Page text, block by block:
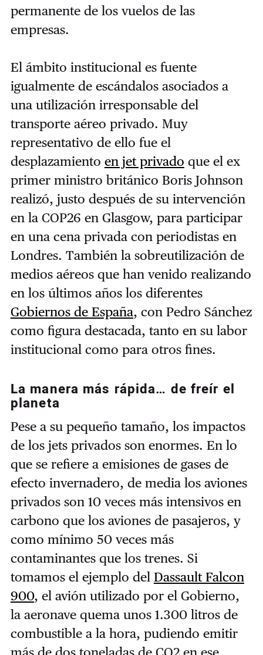
permanente de los vuelos de las
empresas.
El ámbito institucional es fuente
igualmente de escándalos asociados a
una utilización irresponsable del
transporte aéreo privado. Muy
representativo de ello fue el
desplazamiento en jet privado que el ex
primer ministro británico Boris Johnson
realizó, justo después de su intervención
en la COP26 en Glasgow, para participar
en una cena privada con periodistas en
Londres. También la sobreutilización de
medios aéreos que han venido realizando
en los últimos años los diferentes
Gobiernos de España, con Pedro Sánchez
como figura destacada, tanto en su labor
institucional como para otros fines.
La manera más rápida… de freír el
planeta
Pese a su pequeño tamaño, los impactos
de los jets privados son enormes. En lo
que se refiere a emisiones de gases de
efecto invernadero, de media los aviones
privados son 10 veces más intensivos en
carbono que los aviones de pasajeros, y
como mínimo 50 veces más
contaminantes que los trenes. Si
tomamos el ejemplo del Dassault Falcon
900, el avión utilizado por el Gobierno,
la aeronave quema unos 1.300 litros de
combustible a la hora, pudiendo emitir